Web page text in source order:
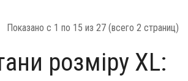
Показано с 1 по 15 из 27 (всего 2 страниц)
розміру XL: